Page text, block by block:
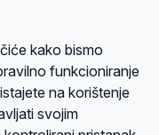
sedam članica, među
Pravila privatnosti
kako bismo
funkcioniranje
na korištenje
svojim